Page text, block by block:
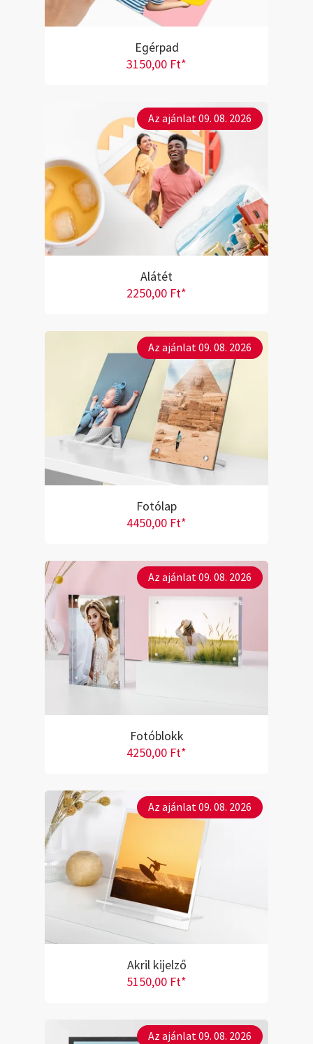
Egérpad
3150,00 Ft*
Az ajánlat 09. 08. 2026
Alátét
2250,00 Ft*
Az ajánlat 09. 08. 2026
Fotólap
4450,00 Ft*
Az ajánlat 09. 08. 2026
Fotóblokk
4250,00 Ft*
Az ajánlat 09. 08. 2026
Akril kijelző
5150,00 Ft*
Az ajánlat 09. 08. 2026